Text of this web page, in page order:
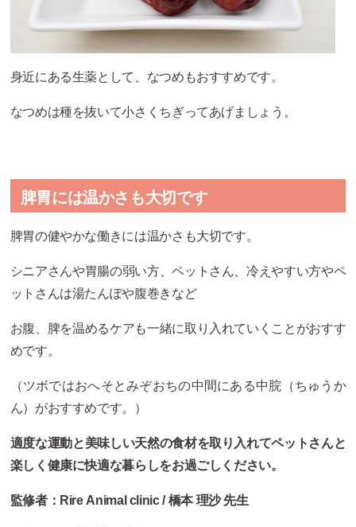
身近にある生薬として、なつめもおすすめです。
なつめは種を抜いて小さくちぎってあげましょう。
脾胃には温かさも大切です
脾胃の健やかな働きには温かさも大切です。
シニアさんや胃腸の弱い方、ペットさん、冷えやすい方やペ
ットさんは湯たんぽや腹巻きなど
お腹、脾を温めるケアも一緒に取り入れていくことがおすす
めです。
（ツボではおへそとみぞおちの中間にある中脘（ちゅうか
ん）がおすすめです。）
適度な運動と美味しい天然の食材を取り入れてペットさんと
楽しく健康に快適な暮らしをお過ごしください。
監修者：Rire Animal clinic / 橋本 理沙 先生